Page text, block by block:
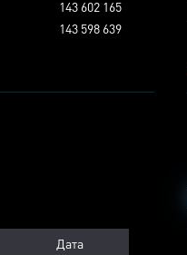
143 602 165
143 598 639
Дата